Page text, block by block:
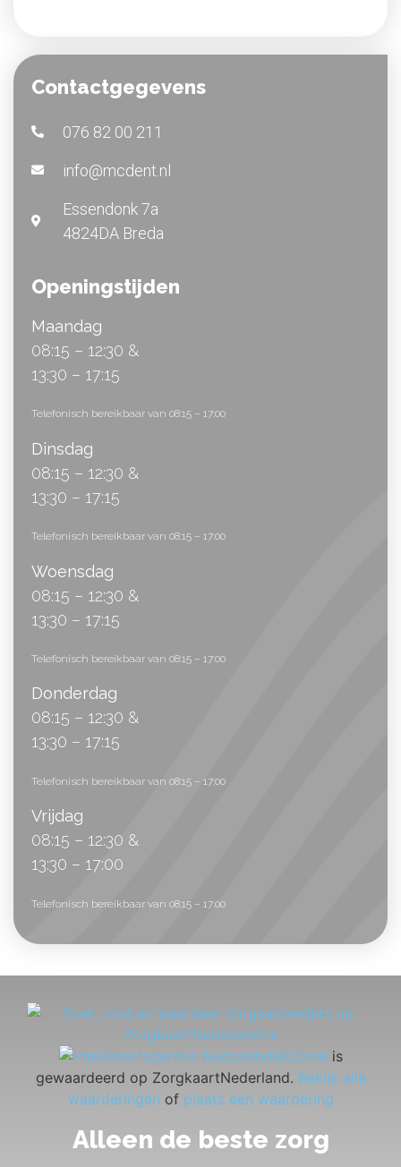
Contactgegevens
076 82 00 211
info@mcdent.nl
Essendonk 7a
4824DA Breda
Openingstijden
Maandag
08:15 – 12:30 &
13:30 – 17:15
Telefonisch bereikbaar van 08:15 – 17:00
Dinsdag
08:15 – 12:30 &
13:30 – 17:15
Telefonisch bereikbaar van 08:15 – 17:00
Woensdag
08:15 – 12:30 &
13:30 – 17:15
Telefonisch bereikbaar van 08:15 – 17:00
Donderdag
08:15 – 12:30 &
13:30 – 17:15
Telefonisch bereikbaar van 08:15 – 17:00
Vrijdag
08:15 – 12:30 &
13:30 – 17:00
Telefonisch bereikbaar van 08:15 – 17:00
MCDent is
gewaardeerd op ZorgkaartNederland. Bekijk alle
waarderingen of plaats een waardering
Alleen de beste zorg